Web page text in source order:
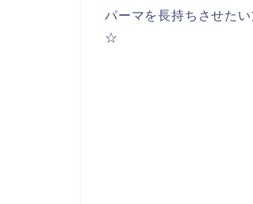
パーマを長持ちさせた
☆